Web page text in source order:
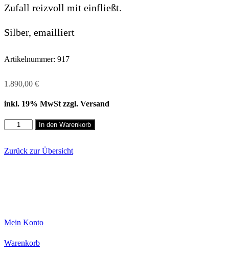
Zufall reizvoll mit einfließt.
Silber, emailliert
Artikelnummer: 917
1.890,00 €
inkl. 19% MwSt zzgl. Versand
Halsschmuck,
Emaille,
Menge
In den Warenkorb
Zurück zur Übersicht
Mein Konto
Warenkorb